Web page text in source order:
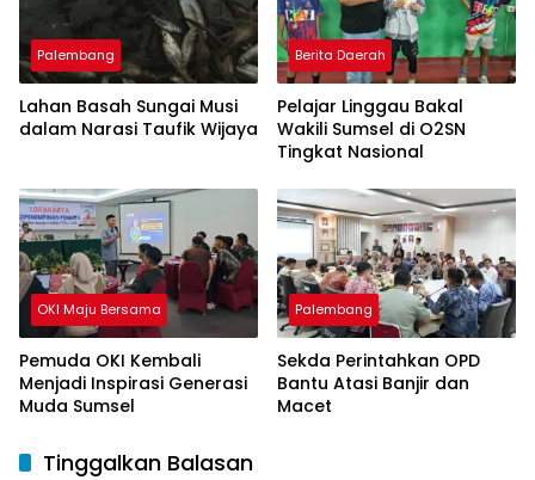
Palembang
Lahan Basah Sungai Musi
dalam Narasi Taufik Wijaya
Berita Daerah
Pelajar Linggau Bakal
Wakili Sumsel di O2SN
Tingkat Nasional
OKI Maju Bersama
Pemuda OKI Kembali
Menjadi Inspirasi Generasi
Muda Sumsel
Palembang
Sekda Perintahkan OPD
Bantu Atasi Banjir dan
Macet
Tinggalkan Balasan